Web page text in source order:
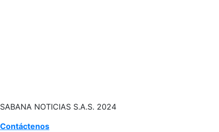
SABANA NOTICIAS S.A.S. 2024
Contáctenos